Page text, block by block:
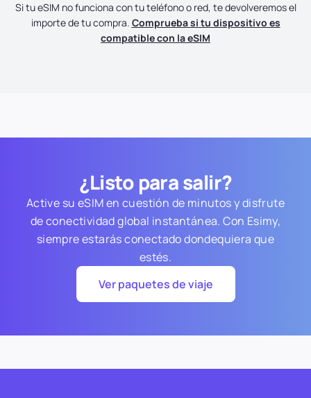
Si tu eSIM no funciona con tu teléfono o red, te devolveremos el
importe de tu compra. Comprueba si tu dispositivo es
compatible con la eSIM
¿Listo para salir?
Active su eSIM en cuestión de minutos y disfrute
de conectividad global instantánea. Con Esimy,
siempre estarás conectado dondequiera que
estés.
Ver paquetes de viaje